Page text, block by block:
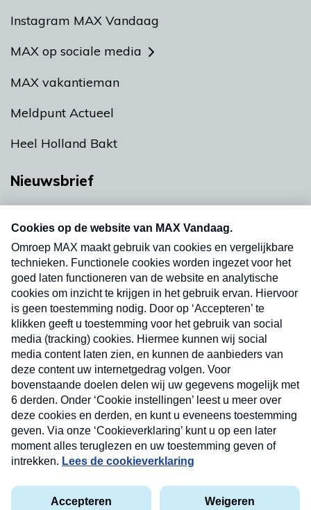
Instagram MAX Vandaag
MAX op sociale media
MAX vakantieman
Meldpunt Actueel
Heel Holland Bakt
Nieuwsbrief
nieuwsbrief. Elke vrijdag- en dinsdagochtend in
uw mailbox.
Verzend
Privacyverklaring
Cookieverklaring
Nieuwsbrief
Neem hier een gratis abonnement op onze
nieuwsbrief. Elke vrijdag- en dinsdagochtend in uw